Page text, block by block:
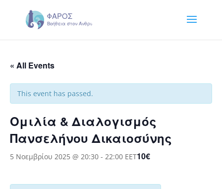
« All Events
This event has passed.
Ομιλία & Διαλογισμός
Πανσελήνου Δικαιοσύνης
5 Νοεμβρίου 2025 @ 20:30 - 22:00 EET10€